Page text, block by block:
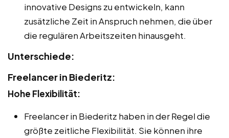
innovative Designs zu entwickeln, kann
zusätzliche Zeit in Anspruch nehmen, die über
die regulären Arbeitszeiten hinausgeht.
Unterschiede:
Freelancer in Biederitz:
Hohe Flexibilität:
Freelancer in Biederitz haben in der Regel die
größte zeitliche Flexibilität. Sie können ihre